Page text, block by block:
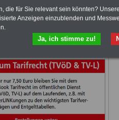
ausgewählte Links, z.B.
>>>hier zur Anmeldung
die für Sie relevant sein könnten?
Anzeigen einzublenden und
Ja, ich stimme zu!